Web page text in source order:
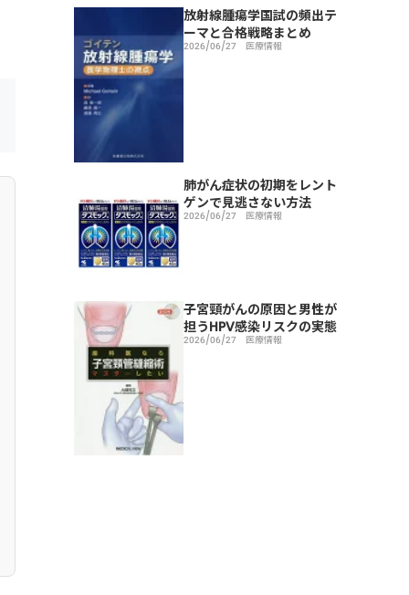
放射線腫瘍学国試の頻出テ
ーマと合格戦略まとめ
2026/06/27 医療情報
肺がん症状の初期をレント
ゲンで見逃さない方法
2026/06/27 医療情報
子宮頸がんの原因と男性が
担うHPV感染リスクの実態
2026/06/27 医療情報